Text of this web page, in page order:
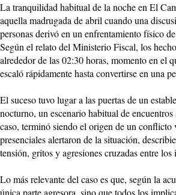
La tranquilidad habitual de la noche en El
aquella madrugada de abril cuando una
personas derivó en un enfrentamiento físico
Según el relato del Ministerio Fiscal, los
alrededor de las 02:30 horas, momento en el
escaló rápidamente hasta convertirse en una
El suceso tuvo lugar a las puertas de un
nocturno, un escenario habitual de encuentros
caso, terminó siendo el origen de un conflicto
presenciales alertaron de la situación,
tensión, gritos y agresiones cruzadas entre los
Lo más relevante del caso es que, según la
única parte agresora, sino que todos los